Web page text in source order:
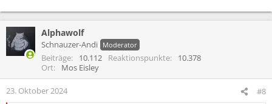
Alphawolf
Schnauzer-Andi Moderator
Beiträge 10.112 Reaktionspunkte
10.378
Ort
Mos Eisley
23. Oktober 2024 #8